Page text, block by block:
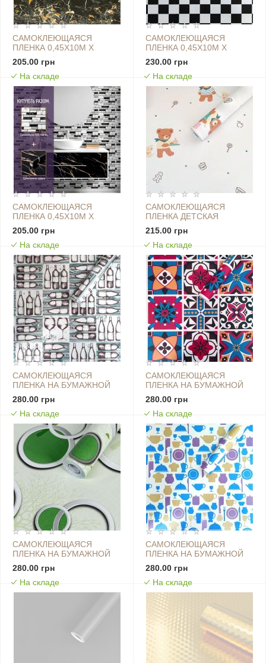
САМОКЛЕЮЩАЯСЯ
ПЛЕНКА 0,45Х10М Х
0,07ММ ЧЕРНЫЙ МРАМОР
С ЖЕЛТЫМ SW-00001282
205.00 грн
На складе
САМОКЛЕЮЩАЯСЯ
ПЛЕНКА 0,45Х10М Х
0,07ММ ШАХМАТЫ SW-
00001255
230.00 грн
На складе
САМОКЛЕЮЩАЯСЯ
ПЛЕНКА 0,45Х10М Х
0,07ММ ШАХМАТЫ
МРАМОР SW-00001446
205.00 грн
На складе
САМОКЛЕЮЩАЯСЯ
ПЛЕНКА ДЕТСКАЯ
0,45Х10М Х 0,07ММ
МИШКА SW-00000818
215.00 грн
На складе
САМОКЛЕЮЩАЯСЯ
ПЛЕНКА НА БУМАЖНОЙ
ОСНОВЕ 0,45Х10М Х
0,07ММ ВИННАЯ SW-
00000798
280.00 грн
На складе
САМОКЛЕЮЩАЯСЯ
ПЛЕНКА НА БУМАЖНОЙ
ОСНОВЕ 0,45Х10М Х
0,07ММ ВИНТАЖНАЯ
БОРДОВАЯ МОЗАИКА SW-
00000789
280.00 грн
На складе
САМОКЛЕЮЩАЯСЯ
ПЛЕНКА НА БУМАЖНОЙ
ОСНОВЕ 0,45Х10М Х
0,07ММ ЗЕЛЕНЫЕ
ДЕРЕВЬЯ SW-00000797
280.00 грн
На складе
САМОКЛЕЮЩАЯСЯ
ПЛЕНКА НА БУМАЖНОЙ
ОСНОВЕ 0,45Х10М Х
0,07ММ ЯРКАЯ КУХНЯ
SW-00000795
280.00 грн
На складе